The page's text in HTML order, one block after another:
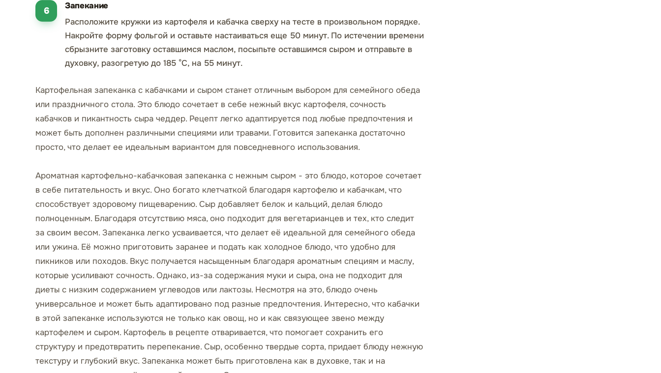
Запекание
Расположите кружки из картофеля и кабачка сверху на тесте в произвольном порядке.
Накройте форму фольгой и оставьте настаиваться еще 50 минут. По истечении времени
сбрызните заготовку оставшимся маслом, посыпьте оставшимся сыром и отправьте в
духовку, разогретую до 185 °C, на 55 минут.
Картофельная запеканка с кабачками и сыром станет отличным выбором для семейного обеда
или праздничного стола. Это блюдо сочетает в себе нежный вкус картофеля, сочность
кабачков и пикантность сыра чеддер. Рецепт легко адаптируется под любые предпочтения и
может быть дополнен различными специями или травами. Готовится запеканка достаточно
просто, что делает ее идеальным вариантом для повседневного использования.
Ароматная картофельно-кабачковая запеканка с нежным сыром - это блюдо, которое сочетает
в себе питательность и вкус. Оно богато клетчаткой благодаря картофелю и кабачкам, что
способствует здоровому пищеварению. Сыр добавляет белок и кальций, делая блюдо
полноценным. Благодаря отсутствию мяса, оно подходит для вегетарианцев и тех, кто следит
за своим весом. Запеканка легко усваивается, что делает её идеальной для семейного обеда
или ужина. Её можно приготовить заранее и подать как холодное блюдо, что удобно для
пикников или походов. Вкус получается насыщенным благодаря ароматным специям и маслу,
которые усиливают сочность. Однако, из-за содержания муки и сыра, она не подходит для
диеты с низким содержанием углеводов или лактозы. Несмотря на это, блюдо очень
универсальное и может быть адаптировано под разные предпочтения. Интересно, что кабачки
в этой запеканке используются не только как овощ, но и как связующее звено между
картофелем и сыром. Картофель в рецепте отваривается, что помогает сохранить его
структуру и предотвратить перепекание. Сыр, особенно твердые сорта, придает блюду нежную
текстуру и глубокий вкус. Запеканка может быть приготовлена как в духовке, так и на